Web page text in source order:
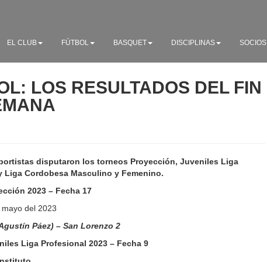
EL CLUB FÚTBOL BASQUET DISCIPLINAS SOCIOS
LOS RESULTADOS DEL FIN
disputaron los torneos Proyección, Juveniles Liga
Liga Cordobesa Masculino y Femenino.
2023 – Fecha 17
del 2023
Páez) – San Lorenzo 2
Liga Profesional 2023 – Fecha 9